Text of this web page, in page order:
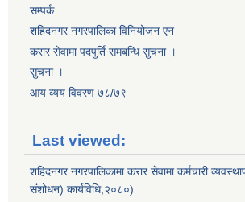
सम्पर्क
शहिदनगर नगरपालिका विनियोजन एन
करार सेवामा पदपुर्ति समबन्धि सुचना ।
सुचना ।
आय व्यय विवरण ७८/७९
Last viewed:
शहिदनगर नगरपालिकामा करार सेवामा कर्मचारी
संशोधन) कार्यविधि,२०८०)